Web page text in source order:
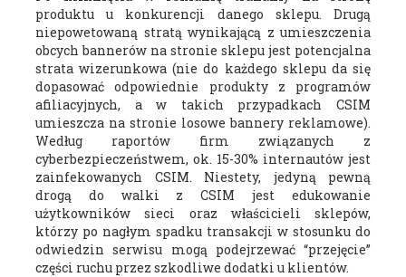
produktu u konkurencji danego sklepu. Drugą
niepowetowaną stratą wynikającą z umieszczenia
obcych bannerów na stronie sklepu jest potencjalna
strata wizerunkowa (nie do każdego sklepu da się
dopasować odpowiednie produkty z programów
afiliacyjnych, a w takich przypadkach CSIM
umieszcza na stronie losowe bannery reklamowe).
Według raportów firm związanych z
cyberbezpieczeństwem, ok. 15-30% internautów jest
zainfekowanych CSIM. Niestety, jedyną pewną
drogą do walki z CSIM jest edukowanie
użytkowników sieci oraz właścicieli sklepów,
którzy po nagłym spadku transakcji w stosunku do
odwiedzin serwisu mogą podejrzewać “przejęcie”
części ruchu przez szkodliwe dodatki u klientów.